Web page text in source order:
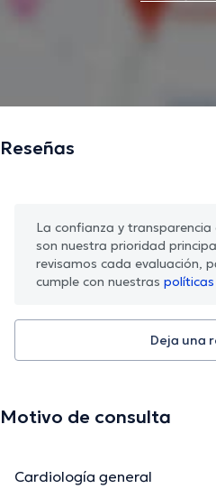
Reseñas
La confianza y transparencia
son nuestra prioridad
revisamos cada evaluación,
cumple con nuestras políticas
Deja una
Motivo de consulta
Cardiología general